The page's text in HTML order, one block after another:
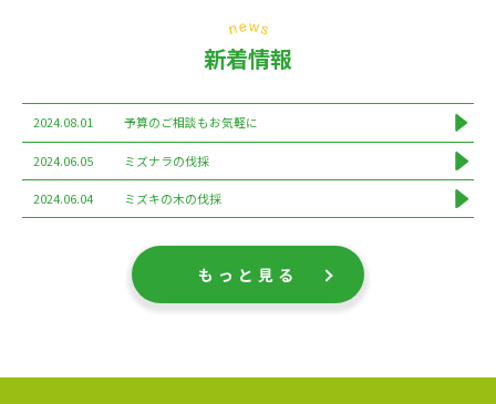
新着情報
2024.08.01 予算のご相談もお気軽に
2024.06.05 ミズナラの伐採
2024.06.04 ミズキの木の伐採
もっと見る